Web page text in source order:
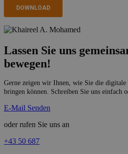
Lassen Sie uns
bewegen!
Gerne zeigen wir Ihnen, wie Sie die
bringen können. Schreiben Sie uns einfach
E-Mail Senden
oder rufen Sie uns an
+43 50 687